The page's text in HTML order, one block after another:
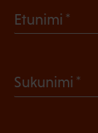
Etunimi
Sukunimi
P